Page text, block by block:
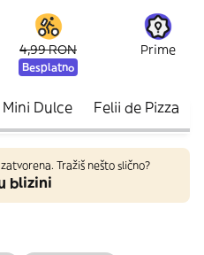
4,99 RON
Besplatno
Prime
Mini Dulce Felii de Pizza
Tražiš nešto slično?
blizini